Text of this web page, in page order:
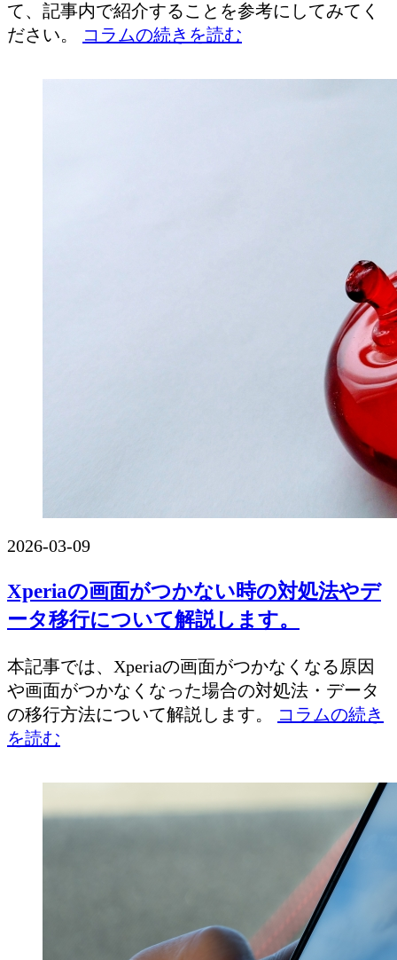
て、記事内で紹介することを参考にしてみてく
ださい。
コラムの続きを読む
2026-03-09
Xperiaの画面がつかない時の対処法やデ
ータ移行について解説します。
本記事では、Xperiaの画面がつかなくなる原因
や画面がつかなくなった場合の対処法・データ
の移行方法について解説します。
コラムの続き
を読む